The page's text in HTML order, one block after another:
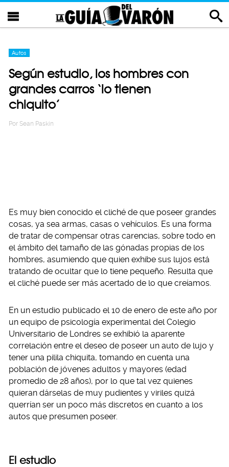
Autos
Según estudio, los hombres con
grandes carros ‘lo tienen
chiquito’
Por Sean Paskin
Es muy bien conocido el cliché de que poseer grandes
cosas, ya sea armas, casas o vehículos. Es una forma
de tratar de compensar otras carencias, sobre todo en
el ámbito del tamaño de las gónadas propias de los
hombres, asumiendo que quien exhibe sus lujos está
tratando de ocultar que lo tiene pequeño. Resulta que
el cliché puede ser más acertado de lo que creíamos.
En un estudio publicado el 10 de enero de este año por
un equipo de psicología experimental del Colegio
Universitario de Londres se exhibió la aparente
correlación entre el deseo de poseer un auto de lujo y
tener una pilila chiquita, tomando en cuenta una
población de jóvenes adultos y mayores (edad
promedio de 28 años), por lo que tal vez quienes
quieran dárselas de muy pudientes y viriles quizá
querrían ser un poco más discretos en cuanto a los
autos que presumen poseer.
El estudio